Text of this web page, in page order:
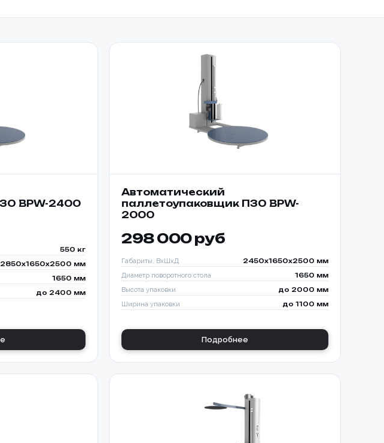
BPW-2400
550 кг
2850х1650х2500 мм
1650 мм
до 2400 мм
Автоматический
паллетоупаковщик ПЗО BPW-
2000
298 000 руб
Габариты, ВхШхД 2450х1650х2500 мм
Диаметр поворотного стола 1650 мм
Высота упаковки до 2000 мм
Ширина упаковки до 1100 мм
Подробнее